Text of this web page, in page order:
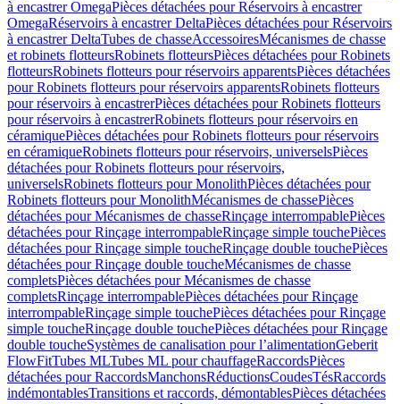
à encastrer OmegaPièces détachées pour Réservoirs à encastrer
OmegaRéservoirs à encastrer DeltaPièces détachées pour Réservoirs
à encastrer DeltaTubes de chasseAccessoiresMécanismes de chasse
et robinets flotteursRobinets flotteursPièces détachées pour Robinets
flotteursRobinets flotteurs pour réservoirs apparentsPièces détachées
pour Robinets flotteurs pour réservoirs apparentsRobinets flotteurs
pour réservoirs à encastrerPièces détachées pour Robinets flotteurs
pour réservoirs à encastrerRobinets flotteurs pour réservoirs en
céramiquePièces détachées pour Robinets flotteurs pour réservoirs
en céramiqueRobinets flotteurs pour réservoirs, universelsPièces
détachées pour Robinets flotteurs pour réservoirs,
universelsRobinets flotteurs pour MonolithPièces détachées pour
Robinets flotteurs pour MonolithMécanismes de chassePièces
détachées pour Mécanismes de chasseRinçage interrompablePièces
détachées pour Rinçage interrompableRinçage simple touchePièces
détachées pour Rinçage simple toucheRinçage double touchePièces
détachées pour Rinçage double toucheMécanismes de chasse
completsPièces détachées pour Mécanismes de chasse
completsRinçage interrompablePièces détachées pour Rinçage
interrompableRinçage simple touchePièces détachées pour Rinçage
simple toucheRinçage double touchePièces détachées pour Rinçage
double toucheSystèmes de canalisation pour l’alimentationGeberit
FlowFitTubes MLTubes ML pour chauffageRaccordsPièces
détachées pour RaccordsManchonsRéductionsCoudesTésRaccords
indémontablesTransitions et raccords, démontablesPièces détachées